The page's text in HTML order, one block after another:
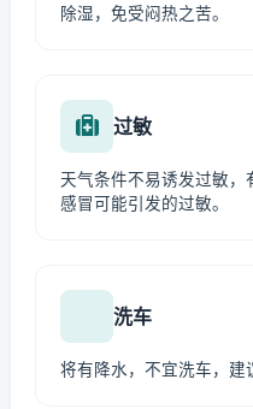
除湿，免受闷热之苦。
过敏
天气条件不易诱发过敏
感冒可能引发的过敏。
洗车
将有降水，不宜洗车，建